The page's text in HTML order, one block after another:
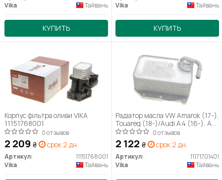
Vika
Тайвань
КУПИТЬ
Vika
Тайвань
КУПИТЬ
Корпус фільтра оливи VIKA
11151768001
0 отзывов
2 209 ₴ срок 2 дн.
Артикул:
11151768001
Vika
Тайвань
Радіатор масла VW Amarok (17-),
Touareg (18-)/Audi A4 (16-), A6
(15-)19, A6 (11-18), A8 (18-), Q5
(17-), Q7 (16) -),Q8 (19-)
(11171701401) VIKA
0 отзывов
2 122 ₴ срок 2 дн.
Артикул:
11171701401
Vika
Тайвань